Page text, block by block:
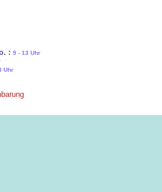
: 9 - 13 Uhr
Uhr